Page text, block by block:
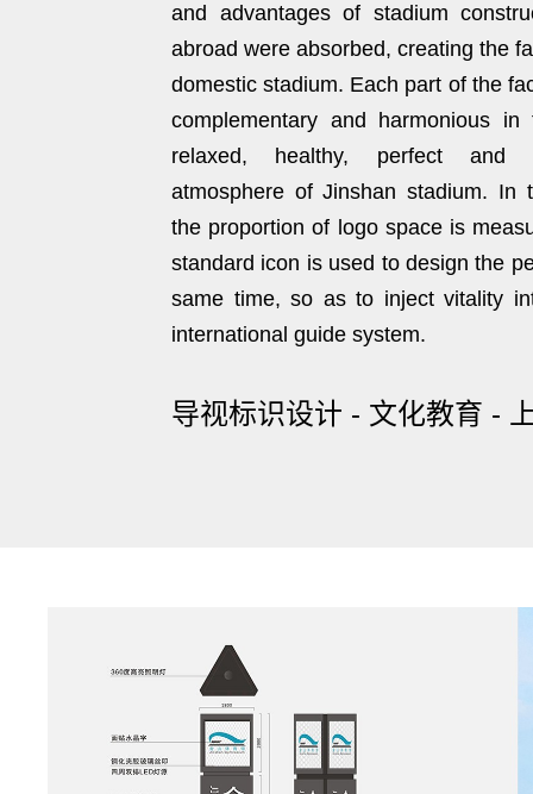
and advantages of stadium
abroad were absorbed, creating the
domestic stadium. Each part of the
complementary and harmonious
relaxed, healthy, perfect and
atmosphere of Jinshan stadium. In
the proportion of logo space is
standard icon is used to design the
same time, so as to inject vitality
international guide system.
导视标识设计 - 文化教育 -